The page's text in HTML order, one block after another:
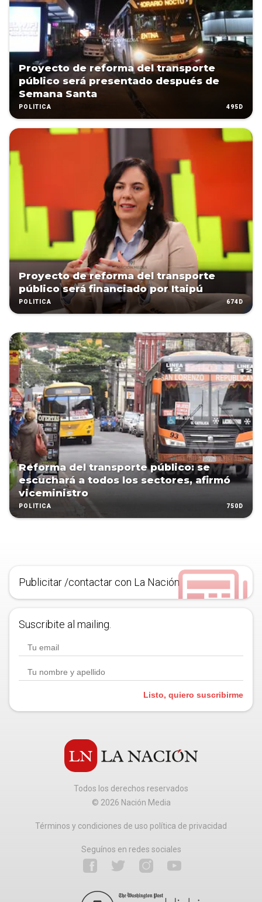
Proyecto de reforma del transporte
público será presentado después de
Semana Santa
POLÍTICA 495D
Proyecto de reforma del transporte
público será financiado por Itaipú
POLÍTICA 674D
Reforma del transporte público: se
escuchará a todos los sectores, afirmó
viceministro
POLÍTICA 750D
Publicitar /contactar con La Nación
Suscribite al mailing.
Listo, quiero suscribirme
Todos los derechos reservados
© 2026 Nación Media
Términos y condiciones de uso política de privacidad
Seguínos en redes sociales